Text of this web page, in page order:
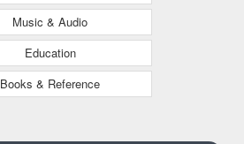
Music & Audio
Education
Books & Reference